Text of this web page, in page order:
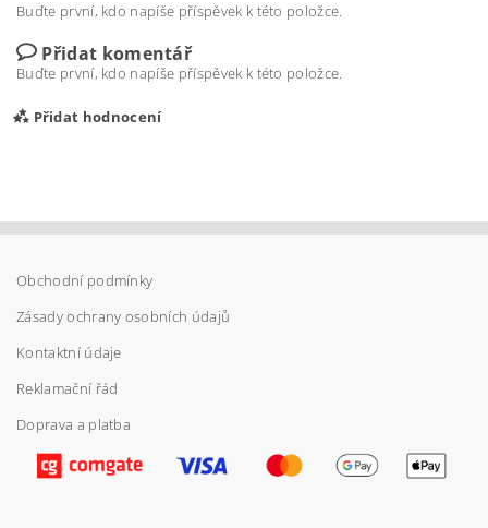
Buďte první, kdo napíše příspěvek k této položce.
Přidat komentář
Buďte první, kdo napíše příspěvek k této položce.
Přidat hodnocení
Vložením hodnocení souhlasíte spodmínkami
ochrany osobních údajů
Obchodní podmínky
Zásady ochrany osobních údajů
Kontaktní údaje
Reklamační řád
Doprava a platba